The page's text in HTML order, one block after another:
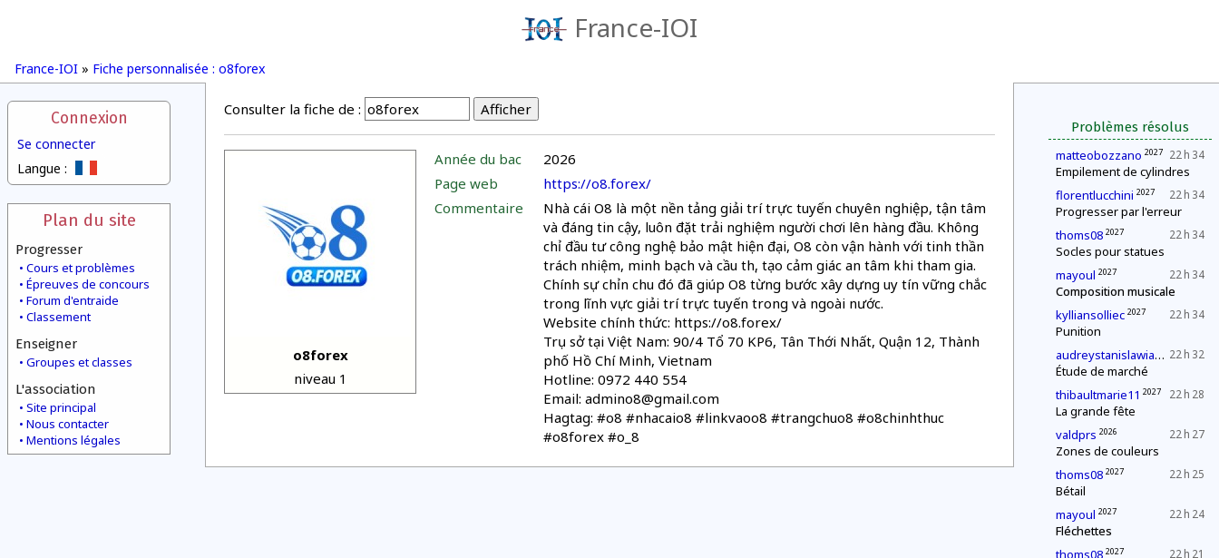
France-IOI
France-IOI » Fiche personnalisée : o8forex
Connexion
Se connecter
Langue :
Plan du site
Progresser
Cours et problèmes
Épreuves de concours
Forum d'entraide
Classement
Enseigner
Groupes et classes
L'association
Site principal
Nous contacter
Mentions légales
Problèmes résolus
22 h 34
matteobozzano 2027
Empilement de cylindres
22 h 34
florentlucchini 2027
Progresser par l'erreur
22 h 34
thoms08 2027
Socles pour statues
22 h 34
mayoul 2027
Composition musicale
22 h 34
kylliansolliec 2027
Punition
22 h 32
audreystanislawiak 2027
Étude de marché
22 h 28
thibaultmarie11 2027
La grande fête
22 h 27
valdprs 2026
Zones de couleurs
22 h 25
thoms08 2027
Bétail
22 h 24
mayoul 2027
Fléchettes
22 h 21
thoms08 2027
Consulter la fiche de :
o8forex
niveau 1
Année du bac
2026
Page web
https://o8.forex/
Commentaire
Nhà cái O8 là một nền tảng giải trí trực tuyến chuyên nghiệp, tận tâm
và đáng tin cậy, luôn đặt trải nghiệm người chơi lên hàng đầu. Không
chỉ đầu tư công nghệ bảo mật hiện đại, O8 còn vận hành với tinh thần
trách nhiệm, minh bạch và cầu thị, tạo cảm giác an tâm khi tham gia.
Chính sự chỉn chu đó đã giúp O8 từng bước xây dựng uy tín vững chắc
trong lĩnh vực giải trí trực tuyến trong và ngoài nước.
Website chính thức: https://o8.forex/
Trụ sở tại Việt Nam: 90/4 Tổ 70 KP6, Tân Thới Nhất, Quận 12, Thành
phố Hồ Chí Minh, Vietnam
Hotline: 0972 440 554
Email: admino8@gmail.com
Hagtag: #o8 #nhacaio8 #linkvaoo8 #trangchuo8 #o8chinhthuc
#o8forex #o_8